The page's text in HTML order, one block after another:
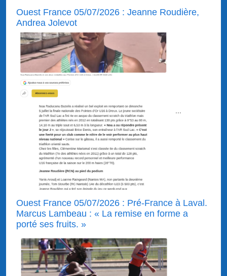
Ouest France 05/07/2026 : Jeanne Roudière,
Andrea Jolevot
Ouest France 05/07/2026 : Pré-France à Laval.
Marcus Lambeau : « La remise en forme a
porté ses fruits. »